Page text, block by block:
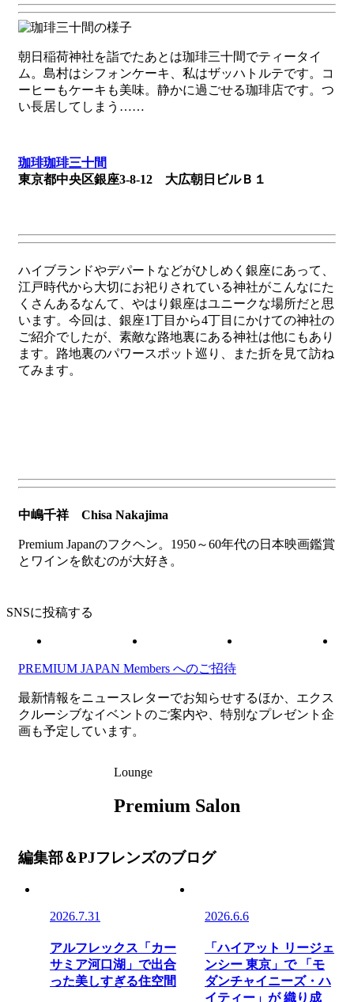
朝日稲荷神社を詣でたあとは珈琲三十間でティータイ
ム。島村はシフォンケーキ、私はザッハトルテです。コ
ーヒーもケーキも美味。静かに過ごせる珈琲店です。つ
い長居してしまう……
珈琲珈琲三十間
東京都中央区銀座3-8-12 大広朝日ビルＢ１
ハイブランドやデパートなどがひしめく銀座にあって、
江戸時代から大切にお祀りされている神社がこんなにた
くさんあるなんて、やはり銀座はユニークな場所だと思
います。今回は、銀座1丁目から4丁目にかけての神社の
ご紹介でしたが、素敵な路地裏にある神社は他にもあり
ます。路地裏のパワースポット巡り、また折を見て訪ね
てみます。
中嶋千祥 Chisa Nakajima
Premium Japanのフクヘン。1950～60年代の日本映画鑑賞
とワインを飲むのが大好き。
SNSに投稿する
PREMIUM JAPAN Members へのご招待
最新情報をニュースレターでお知らせするほか、エクス
クルーシブなイベントのご案内や、特別なプレゼント企
画も予定しています。
Lounge
Premium Salon
編集部＆PJフレンズのブログ
2026.7.31
アルフレックス「カー
サミア河口湖」で出合
った美しすぎる住空間
2026.6.6
「ハイアット リージェ
ンシー 東京」で 「モ
ダンチャイニーズ・ハ
イティー」が 織り成